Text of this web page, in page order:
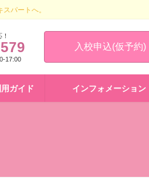
パートへ。
17:00
入校申込(仮予約)
ガイド インフォメーション